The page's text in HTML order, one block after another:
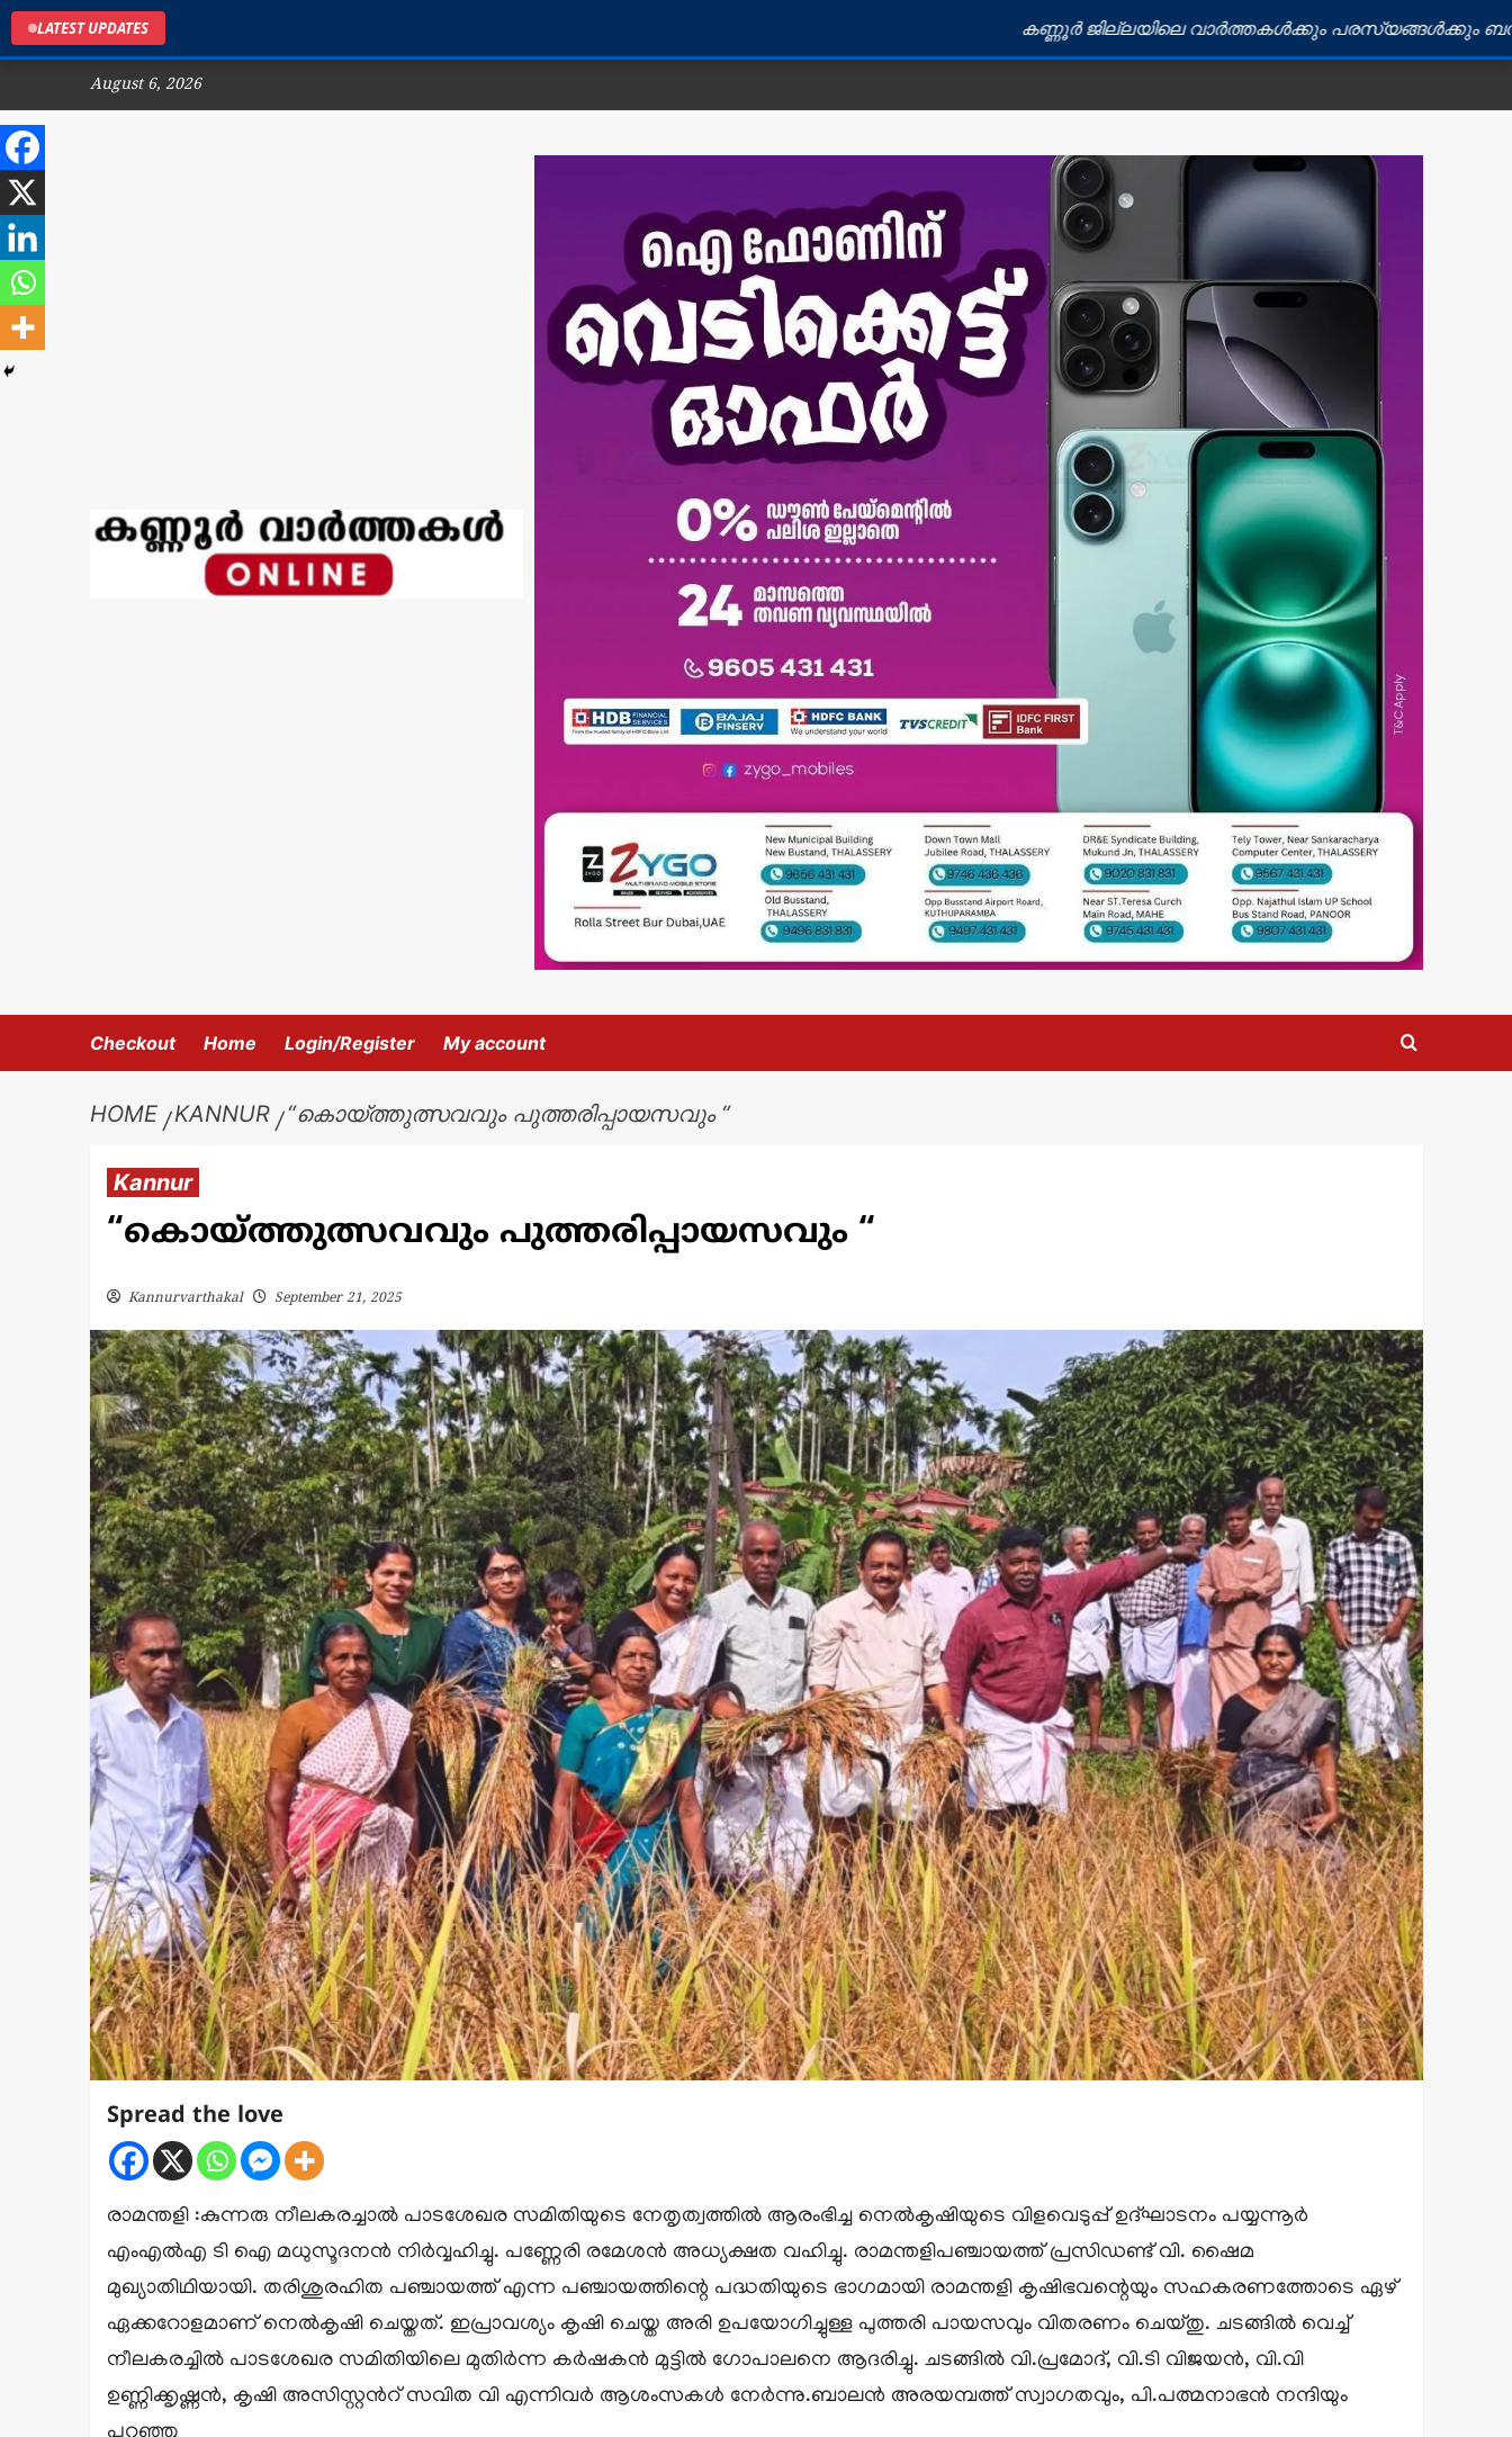
LATEST UPDATES കണ്ണൂർ ജില്ലയിലെ വാർത്തകൾക്കും പരസ്യങ്ങൾക്കും ബന്ധപ്പെടുക:
August 6, 2026
Checkout Home Login/Register My account
HOME KANNUR “കൊയ്ത്തുത്സവവും പുത്തരിപ്പായസവും “
Kannur
“കൊയ്ത്തുത്സവവും പുത്തരിപ്പായസവും “
Kannurvarthakal September 21, 2025
Spread the love
രാമന്തളി :കുന്നരു നീലകരച്ചാൽ പാടശേഖര സമിതിയുടെ നേതൃത്വത്തിൽ ആരംഭിച്ച നെൽകൃഷിയുടെ വിളവെടുപ്പ് ഉദ്ഘാടനം പയ്യന്നൂർ
എംഎൽഎ ടി ഐ മധുസൂദനൻ നിർവ്വഹിച്ചു. പണ്ണേരി രമേശൻ അധ്യക്ഷത വഹിച്ചു. രാമന്തളിപഞ്ചായത്ത് പ്രസിഡണ്ട് വി. ഷൈമ
മുഖ്യാതിഥിയായി. തരിശുരഹിത പഞ്ചായത്ത് എന്ന പഞ്ചായത്തിന്റെ പദ്ധതിയുടെ ഭാഗമായി രാമന്തളി കൃഷിഭവന്റെയും സഹകരണത്തോടെ ഏഴ്
ഏക്കറോളമാണ് നെൽകൃഷി ചെയ്തത്. ഇപ്രാവശ്യം കൃഷി ചെയ്ത അരി ഉപയോഗിച്ചുള്ള പുത്തരി പായസവും വിതരണം ചെയ്തു. ചടങ്ങിൽ വെച്ച്
നീലകരച്ചിൽ പാടശേഖര സമിതിയിലെ മുതിർന്ന കർഷകൻ മുട്ടിൽ ഗോപാലനെ ആദരിച്ചു. ചടങ്ങിൽ വി.പ്രമോദ്, വി.ടി വിജയൻ, വി.വി
ഉണ്ണിക്കൃഷ്ണൻ, കൃഷി അസിസ്റ്റൻറ് സവിത വി എന്നിവർ ആശംസകൾ നേർന്നു.ബാലൻ അരയമ്പത്ത് സ്വാഗതവും, പി.പത്മനാഭൻ നന്ദിയും